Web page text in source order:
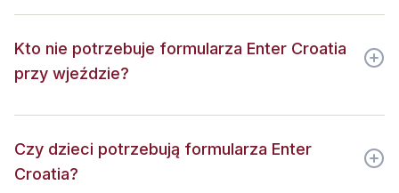
Kto nie potrzebuje formularza Enter Croatia
przy wjeździe?
Czy dzieci potrzebują formularza Enter
Croatia?